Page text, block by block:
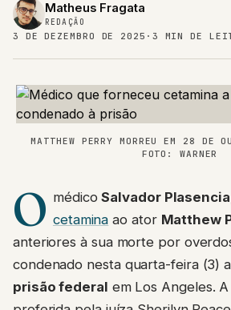
Matheus Fragata
REDAÇÃO
3 DE DEZEMBRO DE 2025 · 3 MIN DE
MATTHEW PERRY MORREU EM 28 DE
FOTO: WARNER
O médicoSalvador Plasencia
cetamina ao ator Matthew
anteriores à sua morte por
condenado nesta quarta-feira (3)
prisão federal em Los Angeles.